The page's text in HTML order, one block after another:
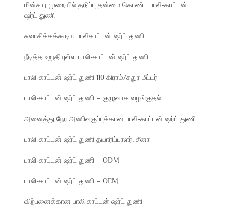
மின்சார முறையில் தடுப்பு தன்மை கொண்ட பாலி-காட்டன்
ஷர்ட் துணி
சுவாசிக்கக்கூடிய பாலிகாட்டன் ஷர்ட் துணி
நீடித்த உறுதியுள்ள பாலி-காட்டன் ஷர்ட் துணி
பாலி-காட்டன் ஷர்ட் துணி 110 கிராம்/சதுர மீட்டர்
பாலி-காட்டன் ஷர்ட் துணி – குழுவாக வழங்குதல்
அனைத்து நேர அணிவகுப்புக்கான பாலி-காட்டன் ஷர்ட் துணி
பாலி-காட்டன் ஷர்ட் துணி தயாரிப்பாளர், சீனா
பாலி-காட்டன் ஷர்ட் துணி – ODM
பாலி-காட்டன் ஷர்ட் துணி – OEM
விற்பனைக்கான பாலி காட்டன் ஷர்ட் துணி